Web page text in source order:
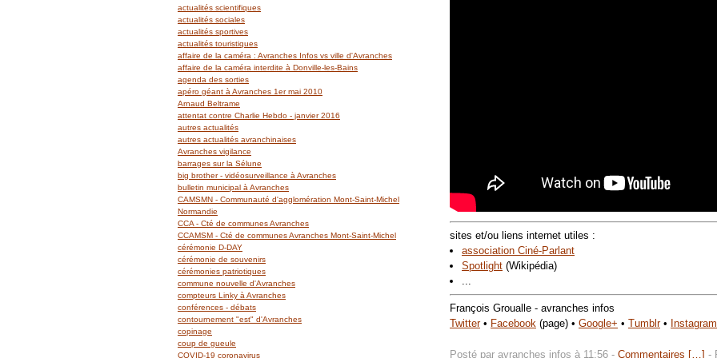
actualités scientifiques
actualités sociales
actualités sportives
actualités touristiques
affaire de la caméra : Avranches Infos vs ville d'Avranches
affaire de la caméra interdite à Donville-les-Bains
agenda des sorties
apéro géant à Avranches 1er mai 2010
Arnaud Beltrame
attentat contre Charlie Hebdo - janvier 2016
autres actualités
autres actualités avranchinaises
Avranches vigilance
barrages sur la Sélune
big brother - vidéosurveillance à Avranches
bulletin municipal à Avranches
CAMSMN - Communauté d'agglomération Mont-Saint-Michel
Normandie
CCA - Cté de communes Avranches
CCAMSM - Cté de communes Avranches Mont-Saint-Michel
cérémonie D-DAY
cérémonie de souvenirs
cérémonies patriotiques
commune nouvelle d'Avranches
compteurs Linky à Avranches
conférences - débats
contournement "est" d'Avranches
copinage
coup de gueule
COVID-19 coronavirus
sites et/ou liens internet utiles :
association Ciné-Parlant
Spotlight (Wikipédia)
...
François Groualle - avranches infos
Twitter• Facebook (page) • Google+ • Tumblr• Instagram
Posté par avranches infos à 11:56 - Commentaires […] -